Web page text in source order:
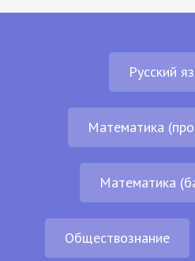
Русский
Математика
Математика
Обществознание